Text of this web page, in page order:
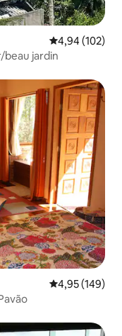
Évaluation
4,94 (102)
beau jardin
Évaluation
4,95 (149)